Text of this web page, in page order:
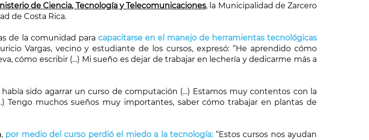
de Ciencia, Tecnología y Telecomunicaciones, la Municipalidad de Zarcero
de Costa Rica.
de la comunidad para capacitarse en el manejo de herramientas tecnológicas
Vargas, vecino y estudiante de los cursos, expresó: “He aprendido cómo
cómo escribir (…) Mi sueño es dejar de trabajar en lechería y dedicarme más a
sido agarrar un curso de computación (…) Estamos muy contentos con la
Tengo muchos sueños muy importantes, saber cómo trabajar en plantas de
por medio del curso perdió el miedo a la tecnología:“Estos cursos nos ayudan